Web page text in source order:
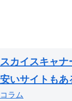
スカイスキャ
安いサイトもあ
コラム